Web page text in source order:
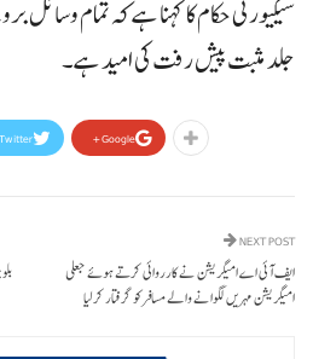
سیکیورٹی حکام کا کہنا ہے کہ تمام وسائل
جلد مثبت پیش رفت کی امید ہے۔
Twitter Google+
NEXT POST
ایف آئی اے امیگریشن نے کارروائی کرتے ہوئے جعلی
امیگریشن مہریں لگوانے والے مسافرکو گرفتار کرلیا